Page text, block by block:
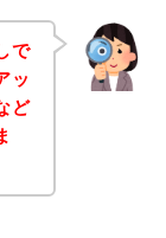
で
ッ
ど